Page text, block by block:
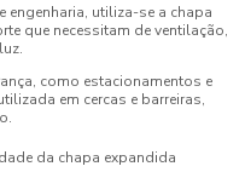
engenharia, utiliza-se a chapa
que necessitam de ventilação,
como estacionamentos e
em cercas e barreiras,
da chapa expandida